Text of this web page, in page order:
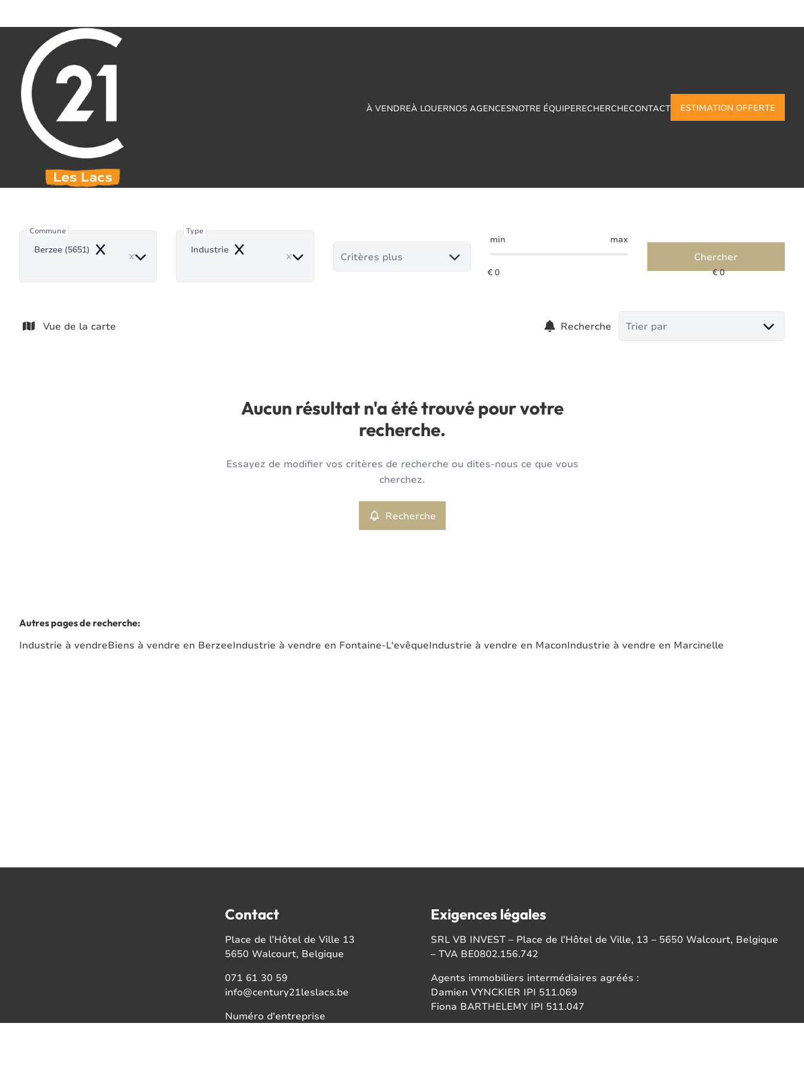
À VENDREÀ LOUERNOS AGENCESNOTRE ÉQUIPERECHERCHECONTACT ESTIMATION OFFERTE
Commune
Berzee (5651) Remove
Type
Industrie Remove Critères plus
min max
Chercher
Vue de la carte Recherche Trier par
Aucun résultat n'a été trouvé pour votre
recherche.
Essayez de modifier vos critères de recherche ou dites-nous ce que vous
cherchez.
Recherche
Autres pages de recherche:
Industrie à vendreBiens à vendre en BerzeeIndustrie à vendre en Fontaine-L'evêqueIndustrie à vendre en MaconIndustrie à vendre en Marcinelle
Contact
Place de l’Hôtel de Ville 13
5650 Walcourt, Belgique
071 61 30 59
info@century21leslacs.be
Numéro d'entreprise
Exigences légales
SRL VB INVEST – Place de l’Hôtel de Ville, 13 – 5650 Walcourt, Belgique
– TVA BE0802.156.742
Agents immobiliers intermédiaires agréés :
Damien VYNCKIER IPI 511.069
Fiona BARTHELEMY IPI 511.047